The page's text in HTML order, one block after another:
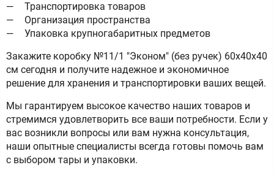
Транспортировка товаров
Организация пространства
Упаковка крупногабаритных предметов
Закажите коробку №11/1 "Эконом" (без ручек) 60х40х40
см сегодня и получите надежное и экономичное
решение для хранения и транспортировки ваших вещей.
Мы гарантируем высокое качество наших товаров и
стремимся удовлетворить все ваши потребности. Если у
вас возникли вопросы или вам нужна консультация,
наши опытные специалисты всегда готовы помочь вам
с выбором тары и упаковки.